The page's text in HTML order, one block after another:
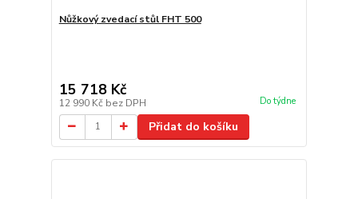
Nůžkový zvedací stůl FHT 500
15 718 Kč
12 990 Kč bez DPH Do týdne
Přidat do košíku